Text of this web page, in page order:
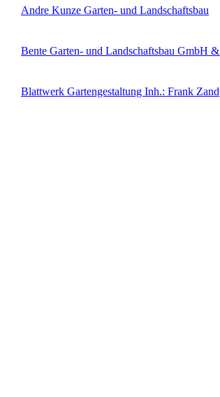
Andre Kunze Garten- und Landschaftsbau
Bente Garten- und Landschaftsbau GmbH
Blattwerk Gartengestaltung Inh.: Frank